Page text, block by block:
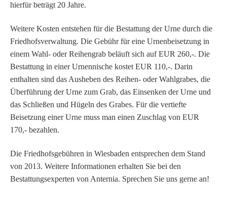
hierfür beträgt 20 Jahre.
Weitere Kosten entstehen für die Bestattung der Urne durch die
Friedhofsverwaltung. Die Gebühr für eine Urnenbeisetzung in
einem Wahl- oder Reihengrab beläuft sich auf EUR 260,-. Die
Bestattung in einer Urnennische kostet EUR 110,-. Darin
enthalten sind das Ausheben des Reihen- oder Wahlgrabes, die
Überführung der Urne zum Grab, das Einsenken der Urne und
das Schließen und Hügeln des Grabes. Für die vertiefte
Beisetzung einer Urne muss man einen Zuschlag von EUR
170,- bezahlen.
Die Friedhofsgebühren in Wiesbaden entsprechen dem Stand
von 2013. Weitere Informationen erhalten Sie bei den
Bestattungsexperten von Anternia. Sprechen Sie uns gerne an!